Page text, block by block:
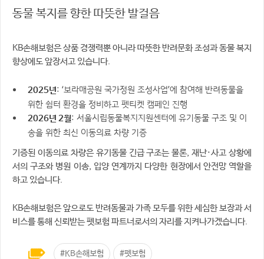
동물 복지를 향한 따뜻한 발걸음
KB손해보험은 상품 경쟁력뿐 아니라 따뜻한 반려문화 조성과 동물 복지
향상에도 앞장서고 있습니다.
2025년: ‘보라매공원 국가정원 조성사업’에 참여해 반려동물을
위한 쉼터 환경을 정비하고 펫티켓 캠페인 진행
2026년 2월: 서울시립동물복지지원센터에 유기동물 구조 및 이
송을 위한 최신 이동의료 차량 기증
기증된 이동의료 차량은 유기동물 긴급 구조는 물론, 재난·사고 상황에
서의 구조와 병원 이송, 입양 연계까지 다양한 현장에서 안전망 역할을
하고 있습니다.
KB손해보험은 앞으로도 반려동물과 가족 모두를 위한 세심한 보장과 서
비스를 통해 신뢰받는 펫보험 파트너로서의 자리를 지켜나가겠습니다.
#KB손해보험 #펫보험